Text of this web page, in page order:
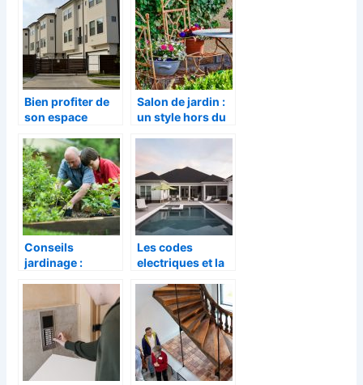
Bien profiter de
son espace
portail coulissant
Salon de jardin :
un style hors du
Conseils
jardinage :
sur votre jardin
Les codes
electriques et la
piscines